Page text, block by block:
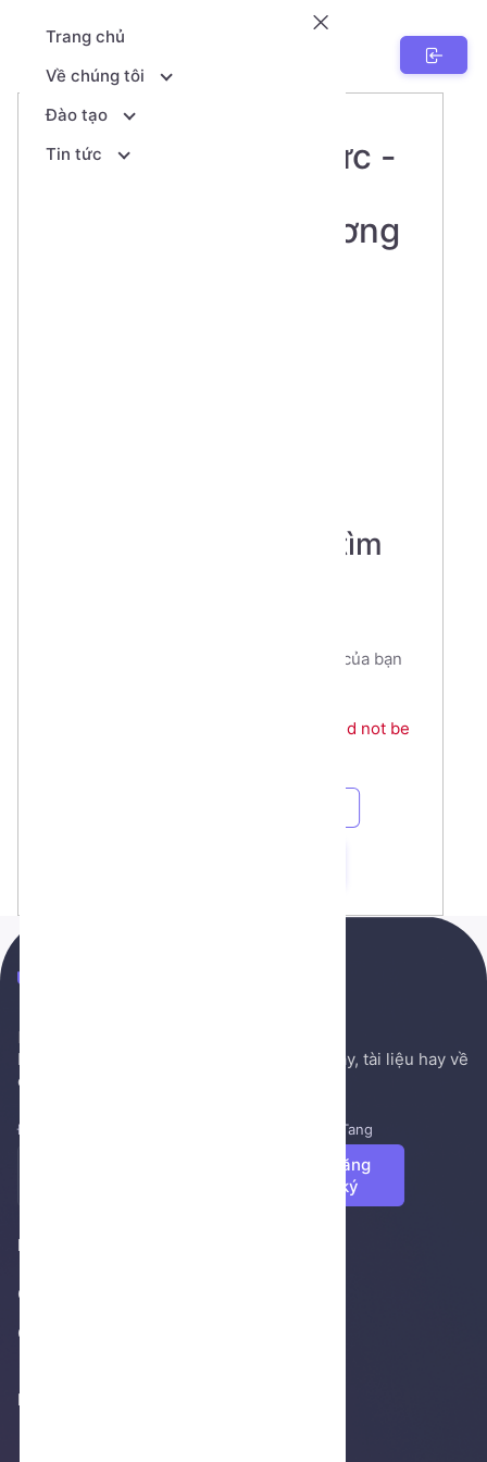
Trang chủ
Về chúng tôi
Đào tạo
Tin tức
Nền tảng kiến thức -
Hành trang tới tương
Opps - Trang bạn tìm
Xin lỗi, có vẻ như liên kết đường dẫn của bạn
The route app/edu/lessons/11752 could not be
Hệ thống gởi mail NenTang.vn
Nơi chia sẻ các kiến thức nền tảng, sách hay, tài liệu hay về
cuộc sống, văn học, ...
Đăng ký để nhận những tin tức mới nhất từ NenTang
Đăng
ký
Footer 1
Giới thiệu
Cửa hàng
Footer 2